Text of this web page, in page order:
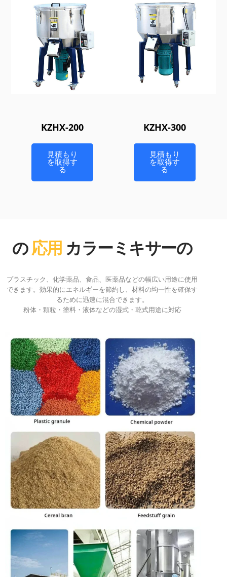
KZHX-200
見積もり
を取得す
る
KZHX-300
見積もり
を取得す
る
の応用 カラーミキサーの
プラスチック、化学薬品、食品、医薬品などの幅広い用途に使用
できます。効果的にエネルギーを節約し、材料の均一性を確保す
るために迅速に混合できます。
粉体・顆粒・塗料・液体などの湿式・乾式用途に対応